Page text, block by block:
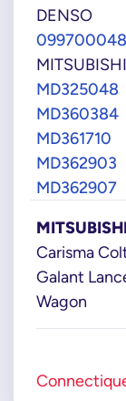
DENSO
099700048
MITSUBISHI
MD325048
MD360384
MD361710
MD362903
MD362907
Carisma
Galant
Wagon